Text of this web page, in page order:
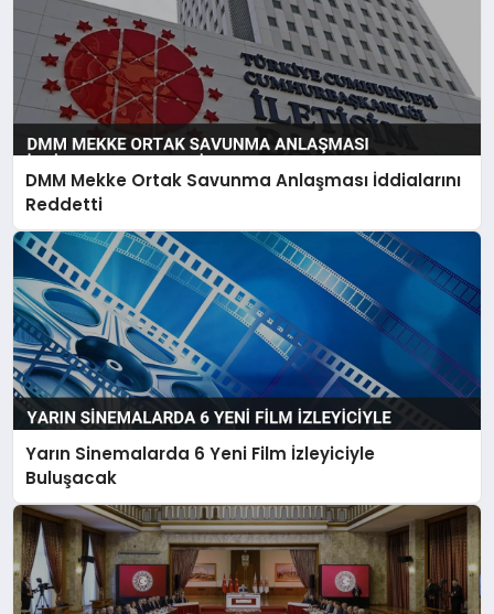
DMM Mekke Ortak Savunma Anlaşması İddialarını
Reddetti
Yarın Sinemalarda 6 Yeni Film İzleyiciyle
Buluşacak